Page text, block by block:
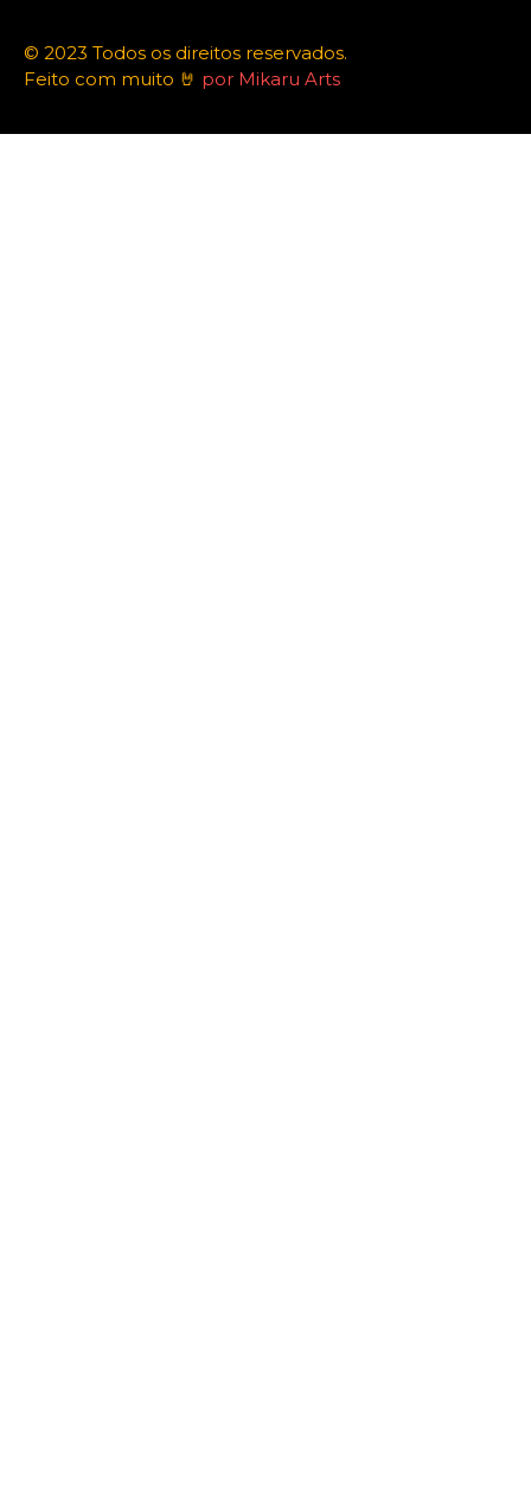
© 2023 Todos os direitos reservados.
Feito com muito 🤘 por Mikaru Arts